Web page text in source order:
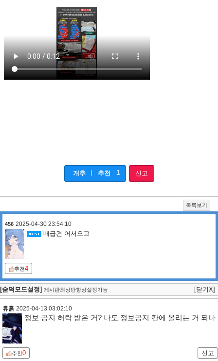
개추 추천 1 신고
목록보기
456 2025-04-30 23:54:10
배급견 어서오고
추천4
[숨덕모드설정] 게시판최상단항상설정가능 [닫기X]
휴흙 2025-04-13 03:02:10
정보 공지 허락 받은 거? 나도 정보공지 칸에 올리는 거 되나
추천0 신고